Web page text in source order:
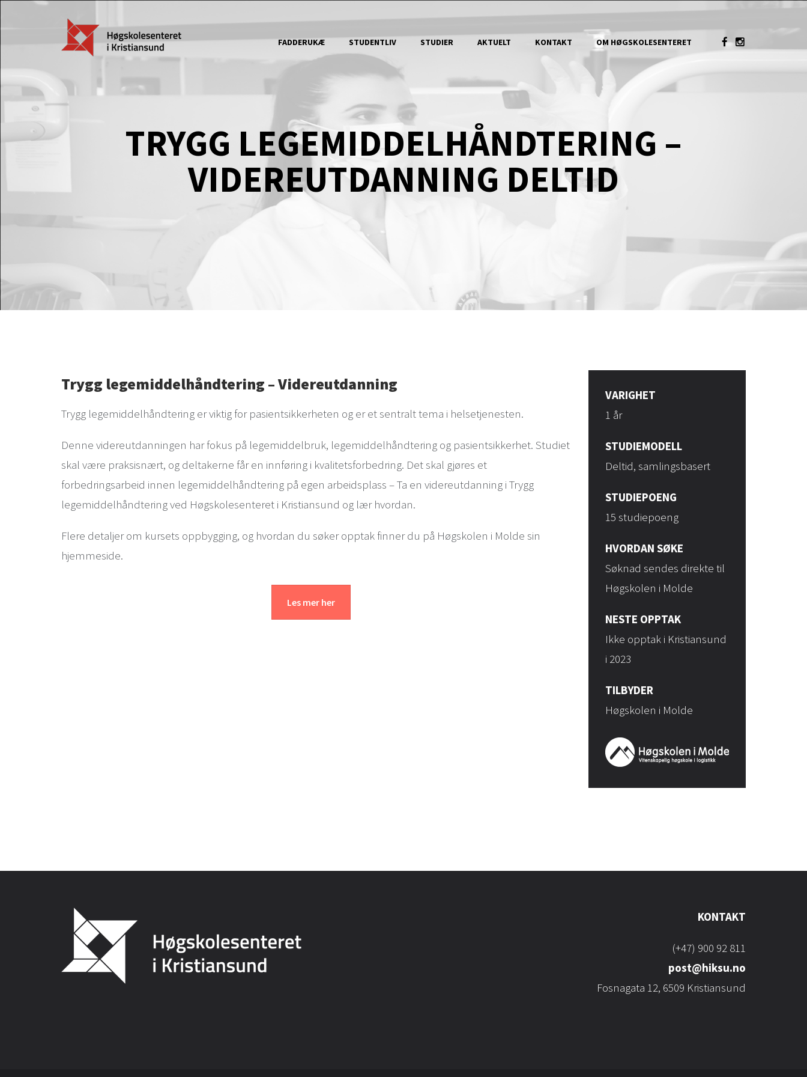
FADDERUKÆ STUDENTLIV STUDIER AKTUELT KONTAKT OM HØGSKOLESENTERET
TRYGG LEGEMIDDELHÅNDTERING –
VIDEREUTDANNING DELTID
Trygg legemiddelhåndtering – Videreutdanning
Trygg legemiddelhåndtering er viktig for pasientsikkerheten og er et sentralt tema i helsetjenesten.
Denne videreutdanningen har fokus på legemiddelbruk, legemiddelhåndtering og pasientsikkerhet. Studiet
skal være praksisnært, og deltakerne får en innføring i kvalitetsforbedring. Det skal gjøres et
forbedringsarbeid innen legemiddelhåndtering på egen arbeidsplass – Ta en videreutdanning i Trygg
legemiddelhåndtering ved Høgskolesenteret i Kristiansund og lær hvordan.
Flere detaljer om kursets oppbygging, og hvordan du søker opptak finner du på Høgskolen i Molde sin
hjemmeside.
Les mer her
VARIGHET
1 år
STUDIEMODELL
Deltid, samlingsbasert
STUDIEPOENG
15 studiepoeng
HVORDAN SØKE
Søknad sendes direkte til
Høgskolen i Molde
NESTE OPPTAK
Ikke opptak i Kristiansund
i 2023
TILBYDER
Høgskolen i Molde
KONTAKT
(+47) 900 92 811
post@hiksu.no
Fosnagata 12, 6509 Kristiansund